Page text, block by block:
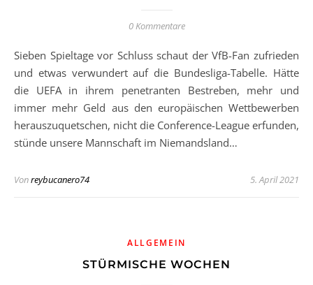
0 Kommentare
Sieben Spieltage vor Schluss schaut der VfB-Fan zufrieden
und etwas verwundert auf die Bundesliga-Tabelle. Hätte
die UEFA in ihrem penetranten Bestreben, mehr und
immer mehr Geld aus den europäischen Wettbewerben
herauszuquetschen, nicht die Conference-League erfunden,
stünde unsere Mannschaft im Niemandsland…
Vonreybucanero74 5. April 2021
ALLGEMEIN
STÜRMISCHE WOCHEN